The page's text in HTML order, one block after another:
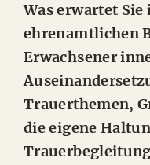
Was erwartet
ehrenamtlichen
Erwachsener
Trauerthemen,
die eigene